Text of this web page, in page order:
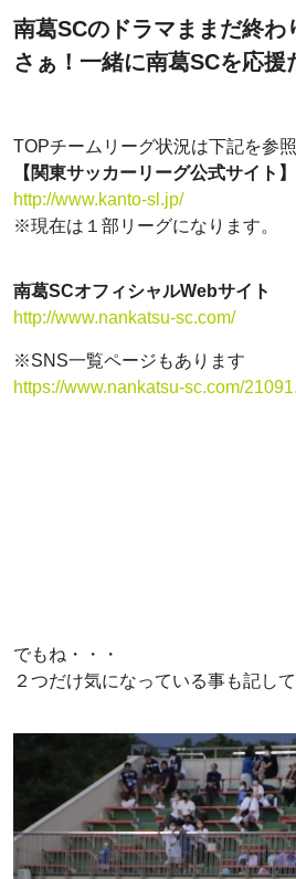
南葛SCのドラマままだ終わ
さぁ！一緒に南葛SCを応援
TOPチームリーグ状況は下記を参照
【関東サッカーリーグ公式サイト】
http://www.kanto-sl.jp/
※現在は１部リーグになります。
南葛SCオフィシャルWebサイト
http://www.nankatsu-sc.com/
※SNS一覧ページもあります
https://www.nankatsu-sc.com/
でもね・・・
２つだけ気になっている事も記して